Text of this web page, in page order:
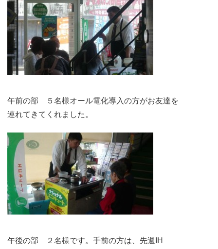
午前の部 ５名様オール電化導入の方がお友達を
連れてきてくれました。
午後の部 ２名様です。手前の方は、先週IH